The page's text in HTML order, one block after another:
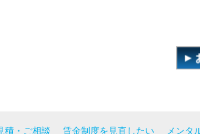
積・ご相談 賃金制度を見直したい メンタ